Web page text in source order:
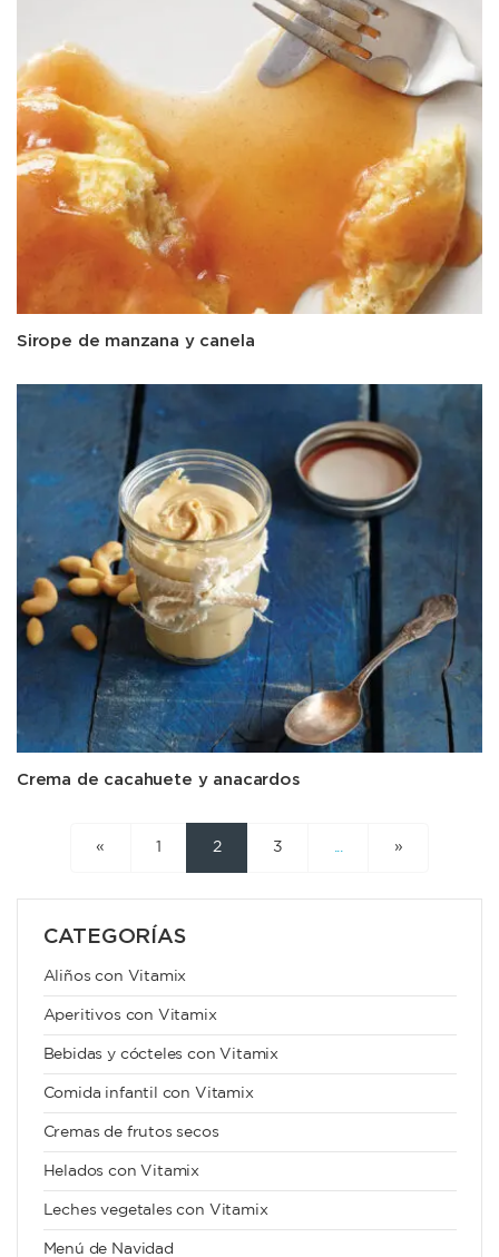
Sirope de manzana y canela
Crema de cacahuete y anacardos
« 1 2 3 »
CATEGORÍAS
Aliños con Vitamix
Aperitivos con Vitamix
Bebidas y cócteles con Vitamix
Comida infantil con Vitamix
Cremas de frutos secos
Helados con Vitamix
Leches vegetales con Vitamix
Menú de Navidad